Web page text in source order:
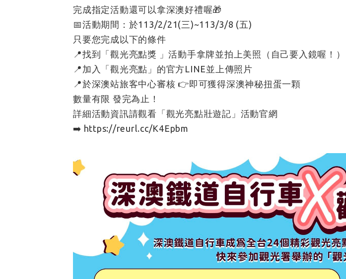
完成指定活動還可以拿深澳好禮喔🎁
📅活動期間：於113/2/21(三)~113/3/8 (五)
只要您完成以下的條件
📍找到「觀光亮點獎 」活動手拿牌並拍上美照（自己要入鏡喔！）
📍加入「觀光亮點」的官方LINE並上傳照片
📍於深澳站旅客中心審核 👉即可獲得深澳神秘扭蛋一顆
數量有限 發完為止！
詳細活動資訊請觀看「觀光亮點壯遊記」活動官網
➡️ https://reurl.cc/K4Epbm